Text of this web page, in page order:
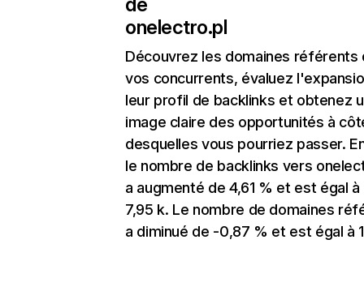
onelectro.pl
Découvrez les domaines référents
vos concurrents, évaluez
leur profil de backlinks et obtenez
image claire des opportunités à
desquelles vous pourriez passer.
le nombre de backlinks vers
a augmenté de 4,61 % et est égal à
7,95 k. Le nombre de domaines
a diminué de -0,87 % et est égal à